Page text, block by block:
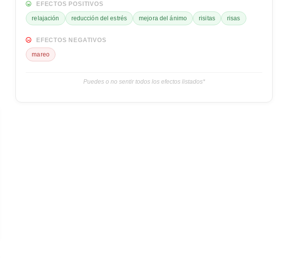
EFECTOS POSITIVOS
relajación reducción del estrés mejora del ánimo risitas risas
EFECTOS NEGATIVOS
mareo
Puedes o no sentir todos los efectos listados*